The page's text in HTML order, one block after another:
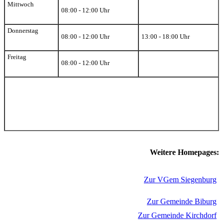
Mittwoch
08:00 - 12:00 Uhr
Donnerstag
08:00 - 12:00 Uhr
13:00 - 18:00 Uhr
Freitag
08:00 - 12:00 Uhr
Weitere Homepages:
Zur VGem Siegenburg
Zur Gemeinde Biburg
Zur Gemeinde Kirchdorf